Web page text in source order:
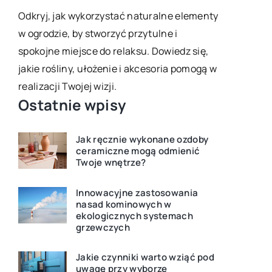
w
Szukasz informacji na temat dobierania
nawozów do roślin ogrodowych? W naszym
artykule znajdziesz praktyczne wskazówki i
porady na temat optymalnej pielęgnacji
różnych gatunków roślin.
Ostatnie wpisy
Jak ręcznie wykonane ozdoby
ceramiczne mogą odmienić
Twoje wnętrze?
Innowacyjne zastosowania
nasad kominowych w
ekologicznych systemach
grzewczych
Jakie czynniki warto wziąć pod
uwagę przy wyborze